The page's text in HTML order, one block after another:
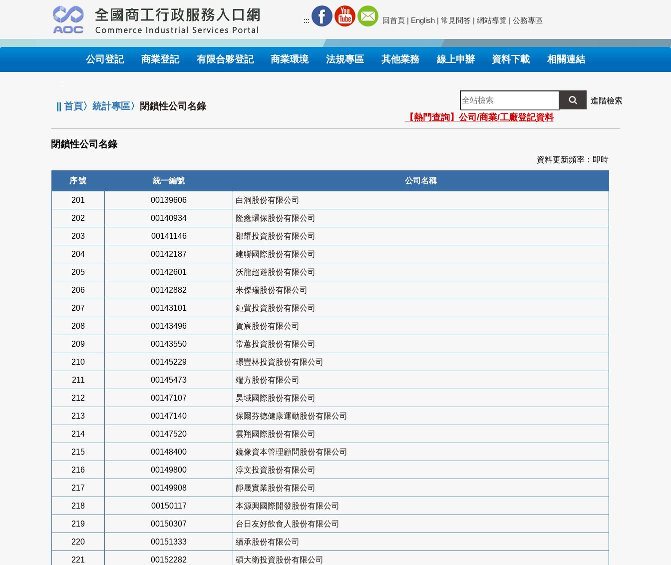
要
內
::: 回首頁 | English | 常見問答 | 網站導覽 | 公務專區
公司登記 商業登記 有限合夥登記 商業環境 法規專區 其他業務 線上申辦 資料下載 相關連結
||首頁〉統計專區〉 閉鎖性公司名錄
全
站
檢
索
進階檢索
【熱門查詢】公司/商業/工廠登記資料
閉鎖性公司名錄
資料更新頻率：即時
序號 統一編號 公司名稱
201 00139606 白洞股份有限公司
202 00140934 隆鑫環保股份有限公司
203 00141146 郡耀投資股份有限公司
204 00142187 建聯國際股份有限公司
205 00142601 沃龍超遊股份有限公司
206 00142882 米傑瑞股份有限公司
207 00143101 鉅貿投資股份有限公司
208 00143496 賀宸股份有限公司
209 00143550 常蕙投資股份有限公司
210 00145229 璟豐林投資股份有限公司
211 00145473 端方股份有限公司
212 00147107 昊域國際股份有限公司
213 00147140 保爾芬德健康運動股份有限公司
214 00147520 雲翔國際股份有限公司
215 00148400 鏡像資本管理顧問股份有限公司
216 00149800 淳文投資股份有限公司
217 00149908 靜晟實業股份有限公司
218 00150117 本源興國際開發股份有限公司
219 00150307 台日友好飲食人股份有限公司
220 00151333 續承股份有限公司
221 00152282 碩大衛投資股份有限公司